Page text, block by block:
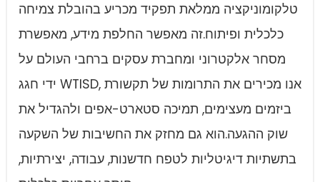
טלקומוניקציה ממלאת תפקיד מכריע בהובלת צמיחה
כלכלית ופיתוח.זה מאפשר החלפת מידע, מאפשרת
מסחר אלקטרוני ומחברת עסקים ברחבי העולם על
ידי חגג WTISD, אנו מכירים את התרומות של תקשורת
ביזמים מעצימים, תמיכה סטארט-אפים ולהגדיל את
שוק ההגעה.הוא גם מחזק את החשיבות של השקעה
בתשתיות דיגיטליות לטפח חדשנות, עבודה, יצירתיות,